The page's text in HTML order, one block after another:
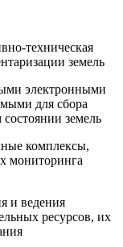
техническая
земель
электронными
для сбора
земель
комплексы,
мониторинга
и ведения
ресурсов, их